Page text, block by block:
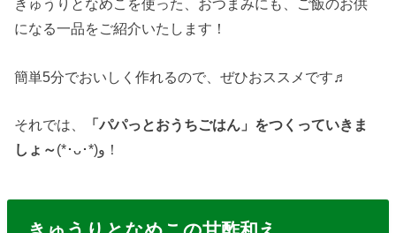
きゅうりとなめこを使った、おつまみにも、ご飯のお供
になる一品をご紹介いたします！
簡単5分でおいしく作れるので、ぜひおススメです♬
それでは、 「パパっとおうちごはん 」をつくっていきま
しょ～
(*･ᴗ･*)و！